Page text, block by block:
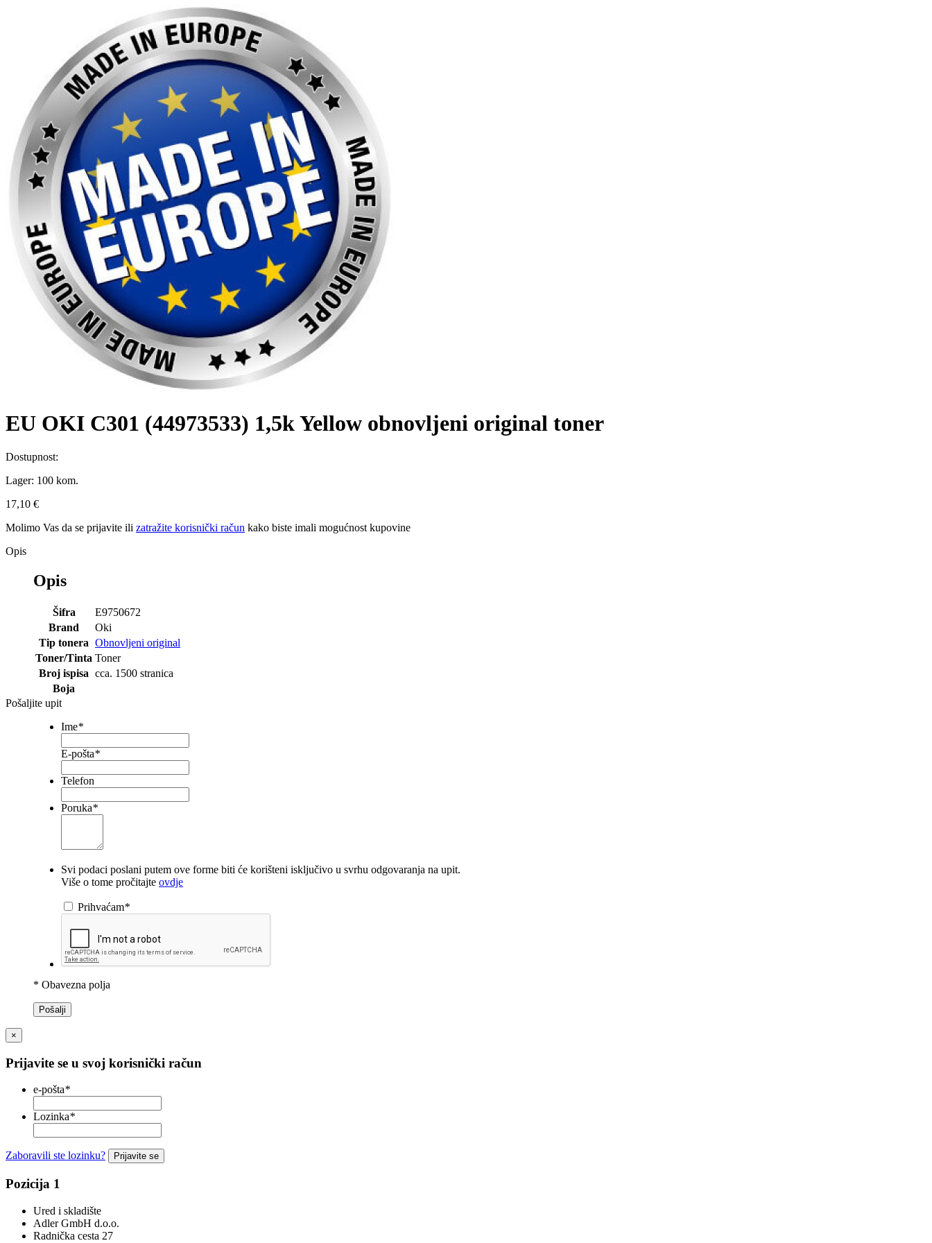
EU OKI C301 (44973533) 1,5k Yellow obnovljeni original toner
Dostupnost:
Lager: 100 kom.
17,10 €
Molimo Vas da se prijavite ili zatražite korisnički račun kako biste imali mogućnost kupovine
Opis
Opis
Šifra
E9750672
Brand
Oki
Tip tonera Obnovljeni original
Toner/Tinta Toner
Broj ispisa cca. 1500 stranica
Boja
Pošaljite upit
Ime*
E-pošta*
Telefon
Poruka*
Svi podaci poslani putem ove forme biti će korišteni isključivo u svrhu odgovaranja na upit.
Više o tome pročitajte ovdje
Prihvaćam*
* Obavezna polja
Pošalji
×
Prijavite se u svoj korisnički račun
e-pošta*
Lozinka*
Zaboravili ste lozinku? Prijavite se
Pozicija 1
Ured i skladište
Adler GmbH d.o.o.
Radnička cesta 27